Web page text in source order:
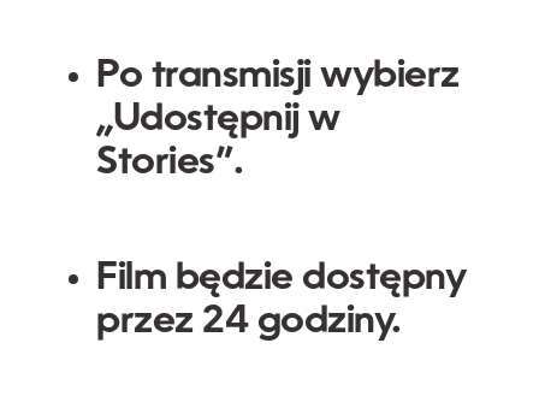
Po transmisji wybierz
„Udostępnij w
Stories”.
Film będzie dostępny
przez 24 godziny.